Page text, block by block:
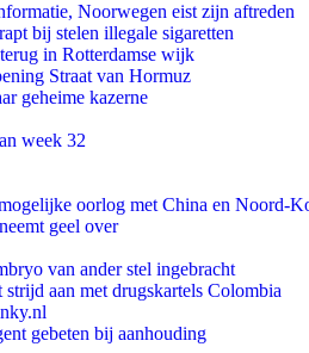
Noorwegen eist zijn aftreden
bij stelen illegale sigaretten
in Rotterdamse wijk
Straat van Hormuz
geheime kazerne
week 32
oorlog met China en Noord-
geel over
van ander stel ingebracht
aan met drugskartels Colombia
gebeten bij aanhouding